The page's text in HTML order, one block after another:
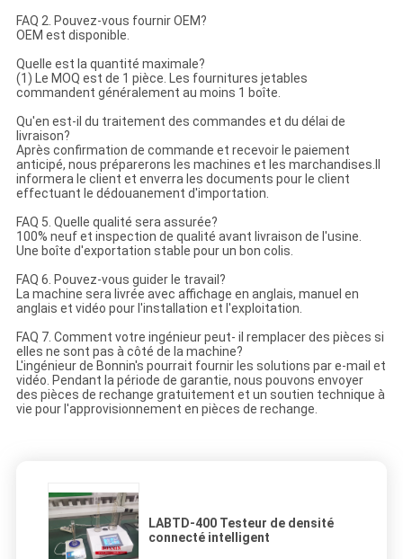
FAQ 2. Pouvez-vous fournir OEM?
OEM est disponible.
Quelle est la quantité maximale?
(1) Le MOQ est de 1 pièce. Les fournitures jetables
commandent généralement au moins 1 boîte.
Qu'en est-il du traitement des commandes et du délai de
livraison?
Après confirmation de commande et recevoir le paiement
anticipé, nous préparerons les machines et les marchandises.Il
informera le client et enverra les documents pour le client
effectuant le dédouanement d'importation.
FAQ 5. Quelle qualité sera assurée?
100% neuf et inspection de qualité avant livraison de l'usine.
Une boîte d'exportation stable pour un bon colis.
FAQ 6. Pouvez-vous guider le travail?
La machine sera livrée avec affichage en anglais, manuel en
anglais et vidéo pour l'installation et l'exploitation.
FAQ 7. Comment votre ingénieur peut- il remplacer des pièces si
elles ne sont pas à côté de la machine?
L'ingénieur de Bonnin's pourrait fournir les solutions par e-mail et
vidéo. Pendant la période de garantie, nous pouvons envoyer
des pièces de rechange gratuitement et un soutien technique à
vie pour l'approvisionnement en pièces de rechange.
LABTD-400 Testeur de densité
connecté intelligent